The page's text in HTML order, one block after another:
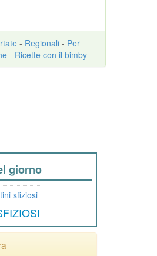
- Regionali - Per
- Ricette con il bimby
giorno